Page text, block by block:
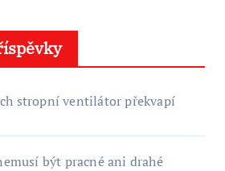
stropní ventilátor překvapí
být pracné ani drahé